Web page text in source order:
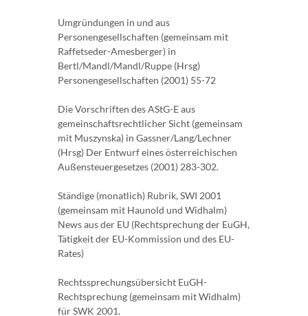
Umgründungen in und aus
Personengesellschaften (gemeinsam mit
Raffetseder-Amesberger) in
Bertl/Mandl/Mandl/Ruppe (Hrsg)
Personengesellschaften (2001) 55-72
Die Vorschriften des AStG-E aus
gemeinschaftsrechtlicher Sicht (gemeinsam
mit Muszynska) in Gassner/Lang/Lechner
(Hrsg) Der Entwurf eines österreichischen
Außensteuergesetzes (2001) 283-302.
Ständige (monatlich) Rubrik, SWI 2001
(gemeinsam mit Haunold und Widhalm)
News aus der EU (Rechtsprechung der EuGH,
Tätigkeit der EU-Kommission und des EU-
Rates)
Rechtssprechungsübersicht EuGH-
Rechtsprechung (gemeinsam mit Widhalm)
für SWK 2001.